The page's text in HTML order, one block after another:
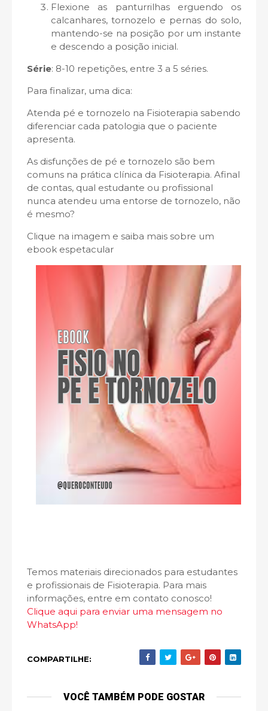
Flexione as panturrilhas erguendo os
calcanhares, tornozelo e pernas do solo,
mantendo-se na posição por um instante
e descendo a posição inicial.
Série: 8-10 repetições, entre 3 a 5 séries.
Para finalizar, uma dica:
Atenda pé e tornozelo na Fisioterapia sabendo
diferenciar cada patologia que o paciente
apresenta.
As disfunções de pé e tornozelo são bem
comuns na prática clínica da Fisioterapia. Afinal
de contas, qual estudante ou profissional
nunca atendeu uma entorse de tornozelo, não
é mesmo?
Clique na imagem e saiba mais sobre um
ebook espetacular
Temos materiais direcionados para estudantes
e profissionais de Fisioterapia. Para mais
informações, entre em contato conosco!
Clique aqui para enviar uma mensagem no
WhatsApp!
COMPARTILHE:
VOCÊ TAMBÉM PODE GOSTAR